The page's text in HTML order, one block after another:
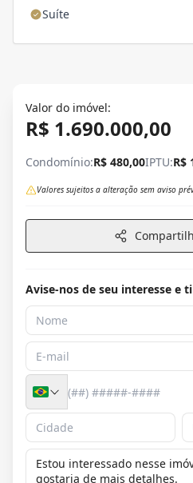
Suíte
Valor do imóvel:
R$ 1.690.000,00
Condomínio:R$ 480,00IPTU:R$
Valores sujeitos a alteração sem aviso
Avise-nos de seu interesse e